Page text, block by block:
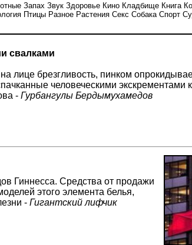
Запах Звук Здоровье Кино Кладбище Книга
Птицы Разное Растения Секс Собака Спорт
свалками
лице брезгливость, пинком
человеческими экскрементами
- Гурбангулы Бердымухамедов
Гиннесса. Средства от продажи
этого элемента белья,
- Гигантский лифчик